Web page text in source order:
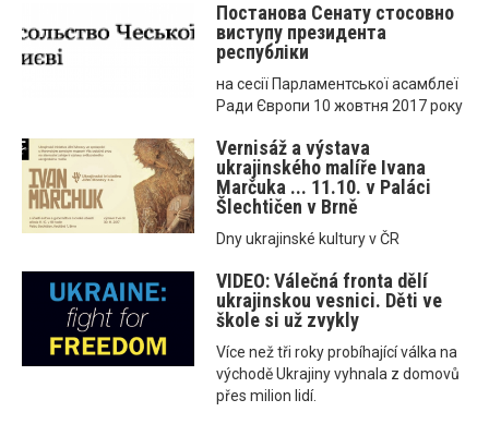
Постанова Сенату стосовно
виступу президента
республіки
на сесії Парламентської асамблеї
Ради Європи 10 жовтня 2017 року
Vernisáž a výstava
ukrajinského malíře Ivana
Marčuka ... 11.10. v Paláci
Šlechtičen v Brně
Dny ukrajinské kultury v ČR
VIDEO: Válečná fronta dělí
ukrajinskou vesnici. Děti ve
škole si už zvykly
Více než tři roky probíhající válka na
východě Ukrajiny vyhnala z domovů
přes milion lidí.